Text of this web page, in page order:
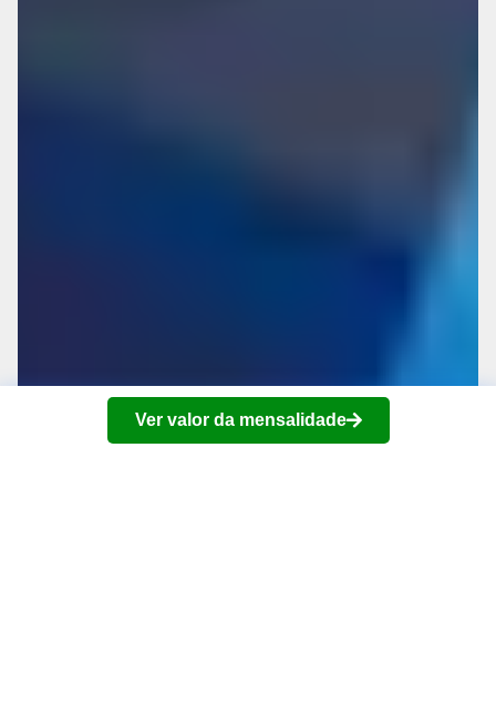
Ver valor da mensalidade